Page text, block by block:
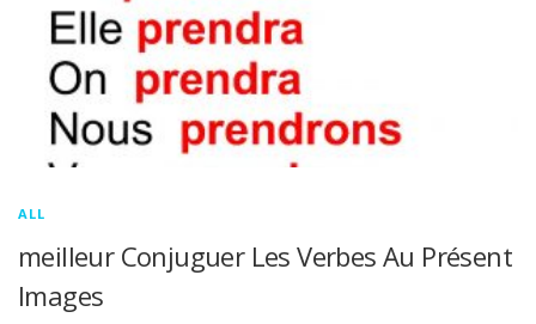
ALL
meilleur Conjuguer Les Verbes Au Présent
Images